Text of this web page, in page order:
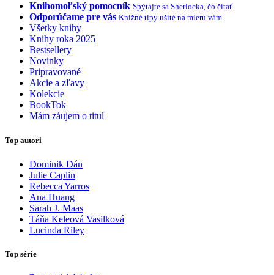
Knihomoľský pomocník Spýtajte sa Sherlocka, čo čítať
Odporúčame pre vás Knižné tipy ušité na mieru vám
Všetky knihy
Knihy roka 2025
Bestsellery
Novinky
Pripravované
Akcie a zľavy
Kolekcie
BookTok
Mám záujem o titul
Top autori
Dominik Dán
Julie Caplin
Rebecca Yarros
Ana Huang
Sarah J. Maas
Táňa Keleová Vasilková
Lucinda Riley
Top série